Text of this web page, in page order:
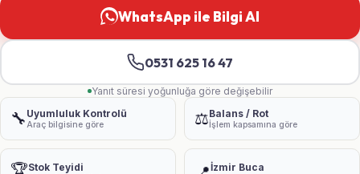
WhatsApp ile Bilgi Al
0531 625 16 47
Yanıt süresi yoğunluğa göre değişebilir
🔧 Uyumluluk Kontrolü
Araç bilgisine göre ⚖️Balans / Rot
İşlem kapsamına göre
Stok Teyidi İzmir Buca